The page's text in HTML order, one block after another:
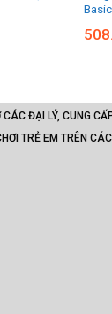
Basic
CÁC ĐẠI LÝ, CUNG
TRẺ EM TRÊN